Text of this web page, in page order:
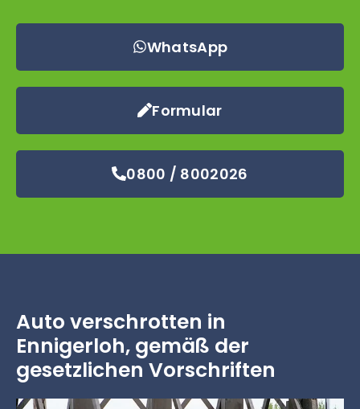
WhatsApp
Formular
0800 / 8002026
Auto verschrotten in
Ennigerloh, gemäß der
gesetzlichen Vorschriften